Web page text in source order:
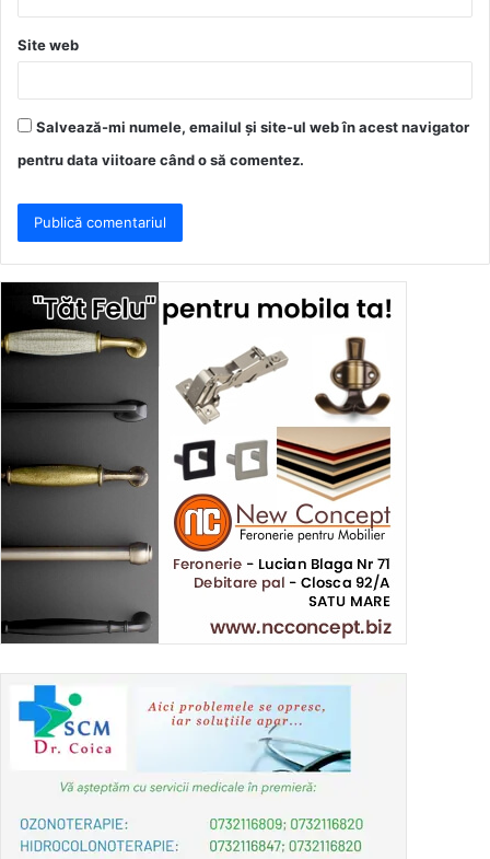
Site web
Salvează-mi numele, emailul și site-ul web în acest navigator
pentru data viitoare când o să comentez.